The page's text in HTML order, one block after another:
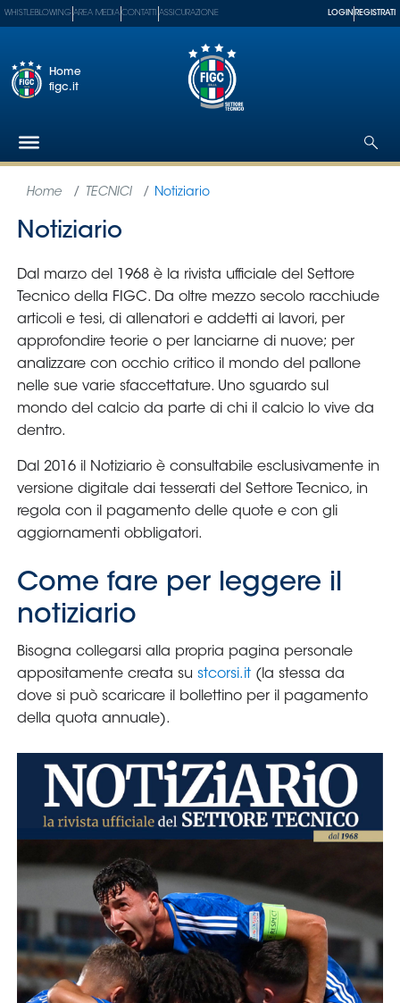
Federazione
Nazionali
Tecnici
SGS
Paralimpico
Serie
A
Women
Serie
B
Museo
Calcio
I
partner
delle
Assicurazione
Whistleblowing
Area
Media
Contatti
Assicurazione
WHISTLEBLOWING AREA MEDIA CONTATTI ASSICURAZIONE LOGIN REGISTRATI
Home
figc.it